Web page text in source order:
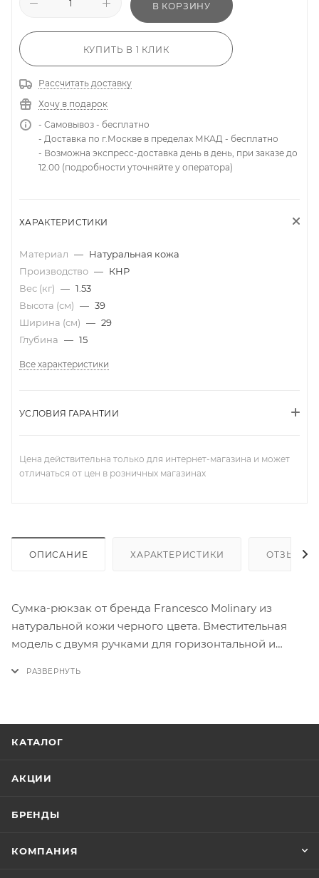
В КОРЗИНУ
КУПИТЬ В 1 КЛИК
Рассчитать доставку
Хочу в подарок
- Самовывоз - бесплатно
- Доставка по г.Москве в пределах МКАД - бесплатно
- Возможна экспресс-доставка день в день, при заказе до
12.00 (подробности уточняйте у оператора)
ХАРАКТЕРИСТИКИ
Материал — Натуральная кожа
Производство — КНР
Вес (кг) — 1.53
Высота (см) — 39
Ширина (см) — 29
Глубина — 15
Все характеристики
УСЛОВИЯ ГАРАНТИИ
Цена действительна только для интернет-магазина и может
отличаться от цен в розничных магазинах
ОПИСАНИЕ ХАРАКТЕРИСТИКИ ОТЗЫВЫ
Сумка-рюкзак от бренда Francesco Molinary из
натуральной кожи черного цвета. Вместительная
модель с двумя ручками для горизонтальной и
на лицевой стороне – два вместительных кармана
спинке имеется карман на молнии, куда
КАТАЛОГ
АКЦИИ
БРЕНДЫ
КОМПАНИЯ